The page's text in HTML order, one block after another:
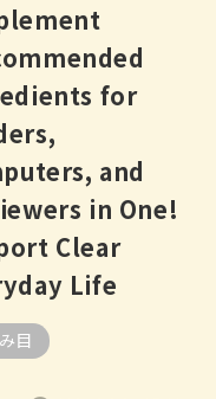
for
and
in One!
Clear
Life
目